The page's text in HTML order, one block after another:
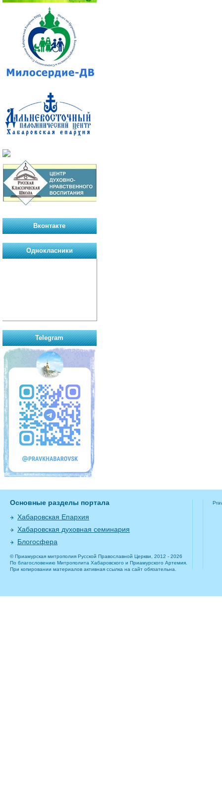
Вконтакте
Однокласники
Telegram
Основные разделы портала
Хабаровская Епархия
Хабаровская духовная семинария
Блогосфера
© Приамурская митрополия Русской Православной Церкви, 2012 - 2026
По благословению Митрополита Хабаровского и Приамурского Артемия.
При копировании материалов активная ссылка на сайт обязательна.